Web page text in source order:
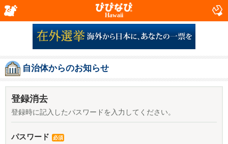
Hawaii
自治体からのお知らせ
登録消去
登録時に記入したパスワードを入力してください。
パスワード 必須